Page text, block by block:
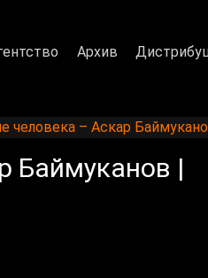
Архив
человека – Аскар
Баймуканов |